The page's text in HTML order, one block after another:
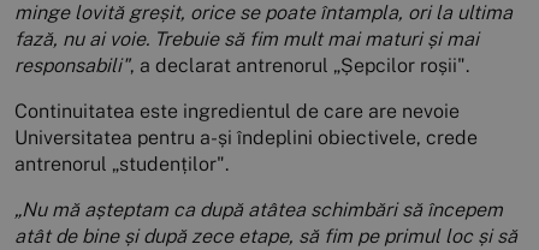
minge lovită greșit, orice se poate întampla, ori la ultima
fază, nu ai voie. Trebuie să fim mult mai maturi și mai
responsabili", a declarat antrenorul „Șepcilor roșii".
Continuitatea este ingredientul de care are nevoie
Universitatea pentru a-și îndeplini obiectivele, crede
antrenorul „studenților".
„Nu mă așteptam ca după atâtea schimbări să începem
atât de bine și după zece etape, să fim pe primul loc și să